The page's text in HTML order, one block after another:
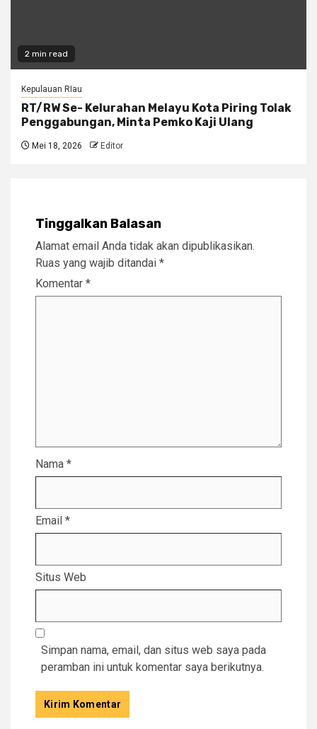
2 min read
Kepulauan RIau
RT/RW Se- Kelurahan Melayu Kota Piring Tolak
Penggabungan, Minta Pemko Kaji Ulang
Mei 18, 2026 Editor
Tinggalkan Balasan
Alamat email Anda tidak akan dipublikasikan.
Ruas yang wajib ditandai *
Komentar *
Nama *
Email *
Situs Web
Simpan nama, email, dan situs web saya pada
peramban ini untuk komentar saya berikutnya.